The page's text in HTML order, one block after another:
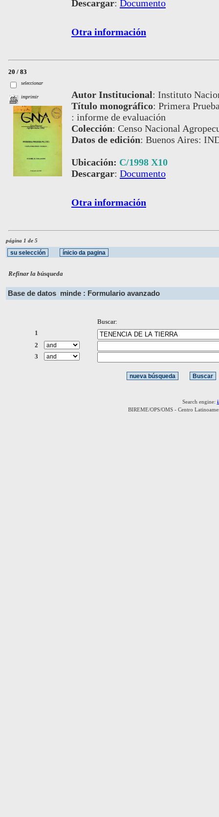
Descargar: Documento
Otra información
20 / 83
seleccionar
imprimir Autor Institucional: Instituto
Título monográfico: Primera
: informe de evaluación
Colección: Censo Nacional
Datos de edición: Buenos Aires:
Ubicación: C/1998 X10
Descargar: Documento
Otra información
página 1 de 5
Refinar la búsqueda
Base de datos minde : Formulario avanzado
Buscar:
1
2
3
Search engine:
BIREME/OPS/OMS - Centro